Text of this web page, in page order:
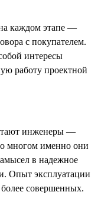
каждом этапе —
с покупателем.
интересы
работу проектной
инженеры —
многом именно они
в надежное
Опыт эксплуатации
совершенных.